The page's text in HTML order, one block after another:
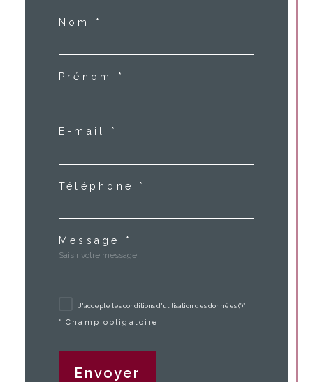
Nom *
Prénom *
E-mail *
Téléphone *
Message *
J'accepte les conditions d'utilisation des données (*)*
* Champ obligatoire
Envoyer